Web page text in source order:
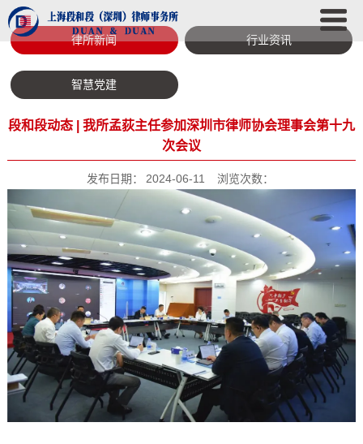
律所新闻 行业资讯
智慧党建
段和段动态 | 我所孟荻主任参加深圳市律师协会理事会第十九
次会议
发布日期： 2024-06-11 浏览次数：